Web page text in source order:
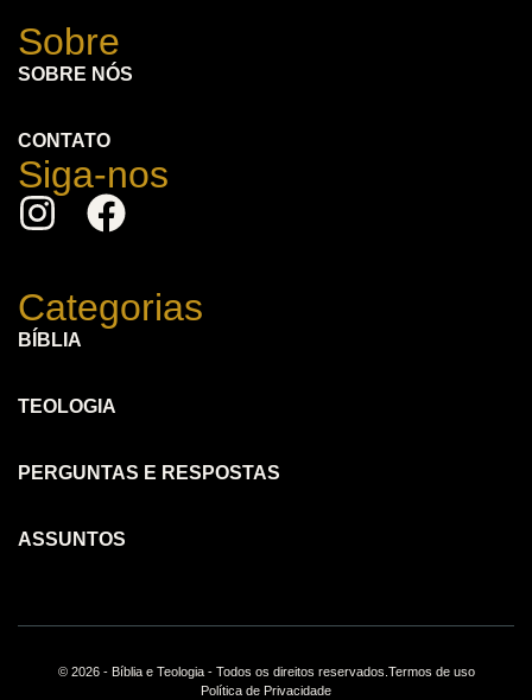
Sobre
SOBRE NÓS
CONTATO
Siga-nos
Categorias
BÍBLIA
TEOLOGIA
PERGUNTAS E RESPOSTAS
ASSUNTOS
© 2026 - Bíblia e Teologia - Todos os direitos reservados. Termos de uso
Política de Privacidade